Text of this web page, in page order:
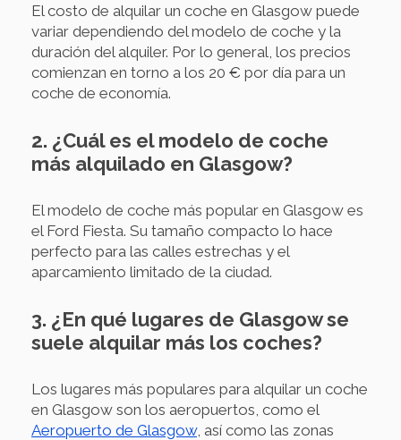
El costo de alquilar un coche en Glasgow puede
variar dependiendo del modelo de coche y la
duración del alquiler. Por lo general, los precios
comienzan en torno a los 20 € por día para un
coche de economía.
2. ¿Cuál es el modelo de coche
más alquilado en Glasgow?
El modelo de coche más popular en Glasgow es
el Ford Fiesta. Su tamaño compacto lo hace
perfecto para las calles estrechas y el
aparcamiento limitado de la ciudad.
3. ¿En qué lugares de Glasgow se
suele alquilar más los coches?
Los lugares más populares para alquilar un coche
en Glasgow son los aeropuertos, como el
Aeropuerto de Glasgow, así como las zonas